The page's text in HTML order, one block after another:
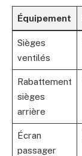
Équipement
Sièges
ventilés
Rabattement
sièges
arrière
Écran
passager